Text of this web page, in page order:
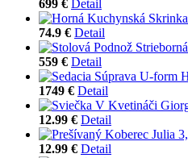
699 € Detail
74.9 € Detail
559 € Detail
1749 € Detail
12.99 € Detail
12.99 € Detail